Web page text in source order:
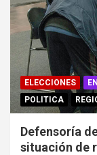
ELECCIONES
POLITICA
Defensoría
situación de